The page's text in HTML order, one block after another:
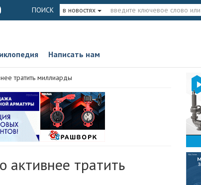
ПОИСК в новостях
Написать нам
тратить миллиарды
активнее тратить